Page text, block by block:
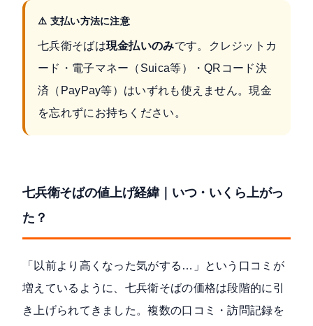
⚠️ 支払い方法に注意
七兵衛そばは現金払いのみです。クレジットカ
ード・電子マネー（Suica等）・QRコード決
済（PayPay等）はいずれも使えません。現金
を忘れずにお持ちください。
七兵衛そばの値上げ経緯｜いつ・いくら上がっ
た？
「以前より高くなった気がする…」という口コミが
増えているように、七兵衛そばの価格は段階的に引
き上げられてきました。複数の口コミ・訪問記録を